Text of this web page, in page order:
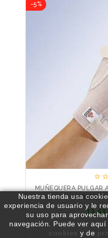
 
MUÑEQUERA PULGAR
13,43
-5%
Nuestra tienda usa
experiencia de usuario y le
su uso para
navegación.
Puede ver aquí
y de